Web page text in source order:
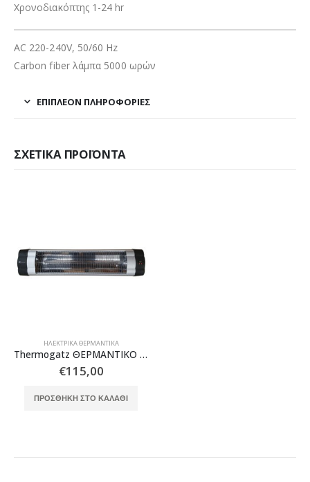
Χρονοδιακόπτης 1-24 hr
AC 220-240V, 50/60 Hz
Carbon fiber λάμπα 5000 ωρών
ΕΠΙΠΛΈΟΝ ΠΛΗΡΟΦΟΡΊΕΣ
ΣΧΕΤΙΚΆ ΠΡΟΪΌΝΤΑ
ΗΛΕΚΤΡΙΚΆ ΘΕΡΜΑΝΤΙΚΆ
Thermogatz ΘΕΡΜΑΝΤΙΚΟ ΗΛΕΚΤΡΙΚΟ ΕΞΩΤ. ΧΩΡΟΥ JHS-2500-R MULTIHOME
€115,00
ΠΡΟΣΘΉΚΗ ΣΤΟ ΚΑΛΆΘΙ